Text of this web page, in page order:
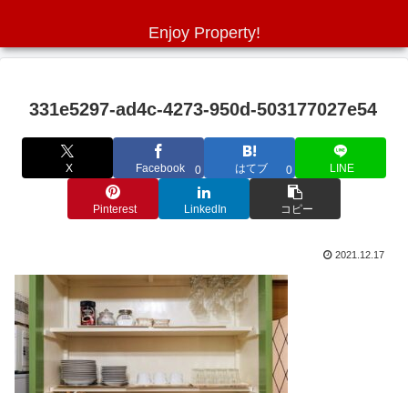
Enjoy Property!
331e5297-ad4c-4273-950d-503177027e54
X Facebook 0 はてブ 0 LINE
Pinterest LinkedIn コピー
2021.12.17